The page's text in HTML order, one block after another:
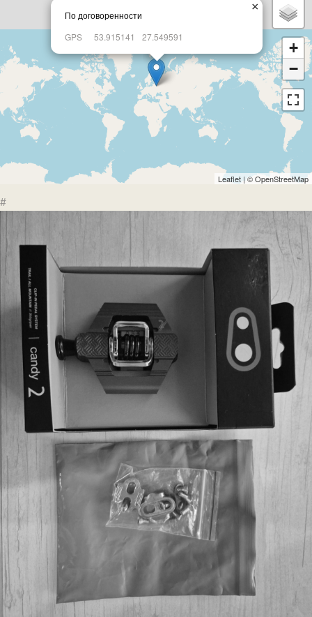
По договоренности
GPS
53.915141 27.549591
×
+
−
Leaflet | ©OpenStreetMap
#